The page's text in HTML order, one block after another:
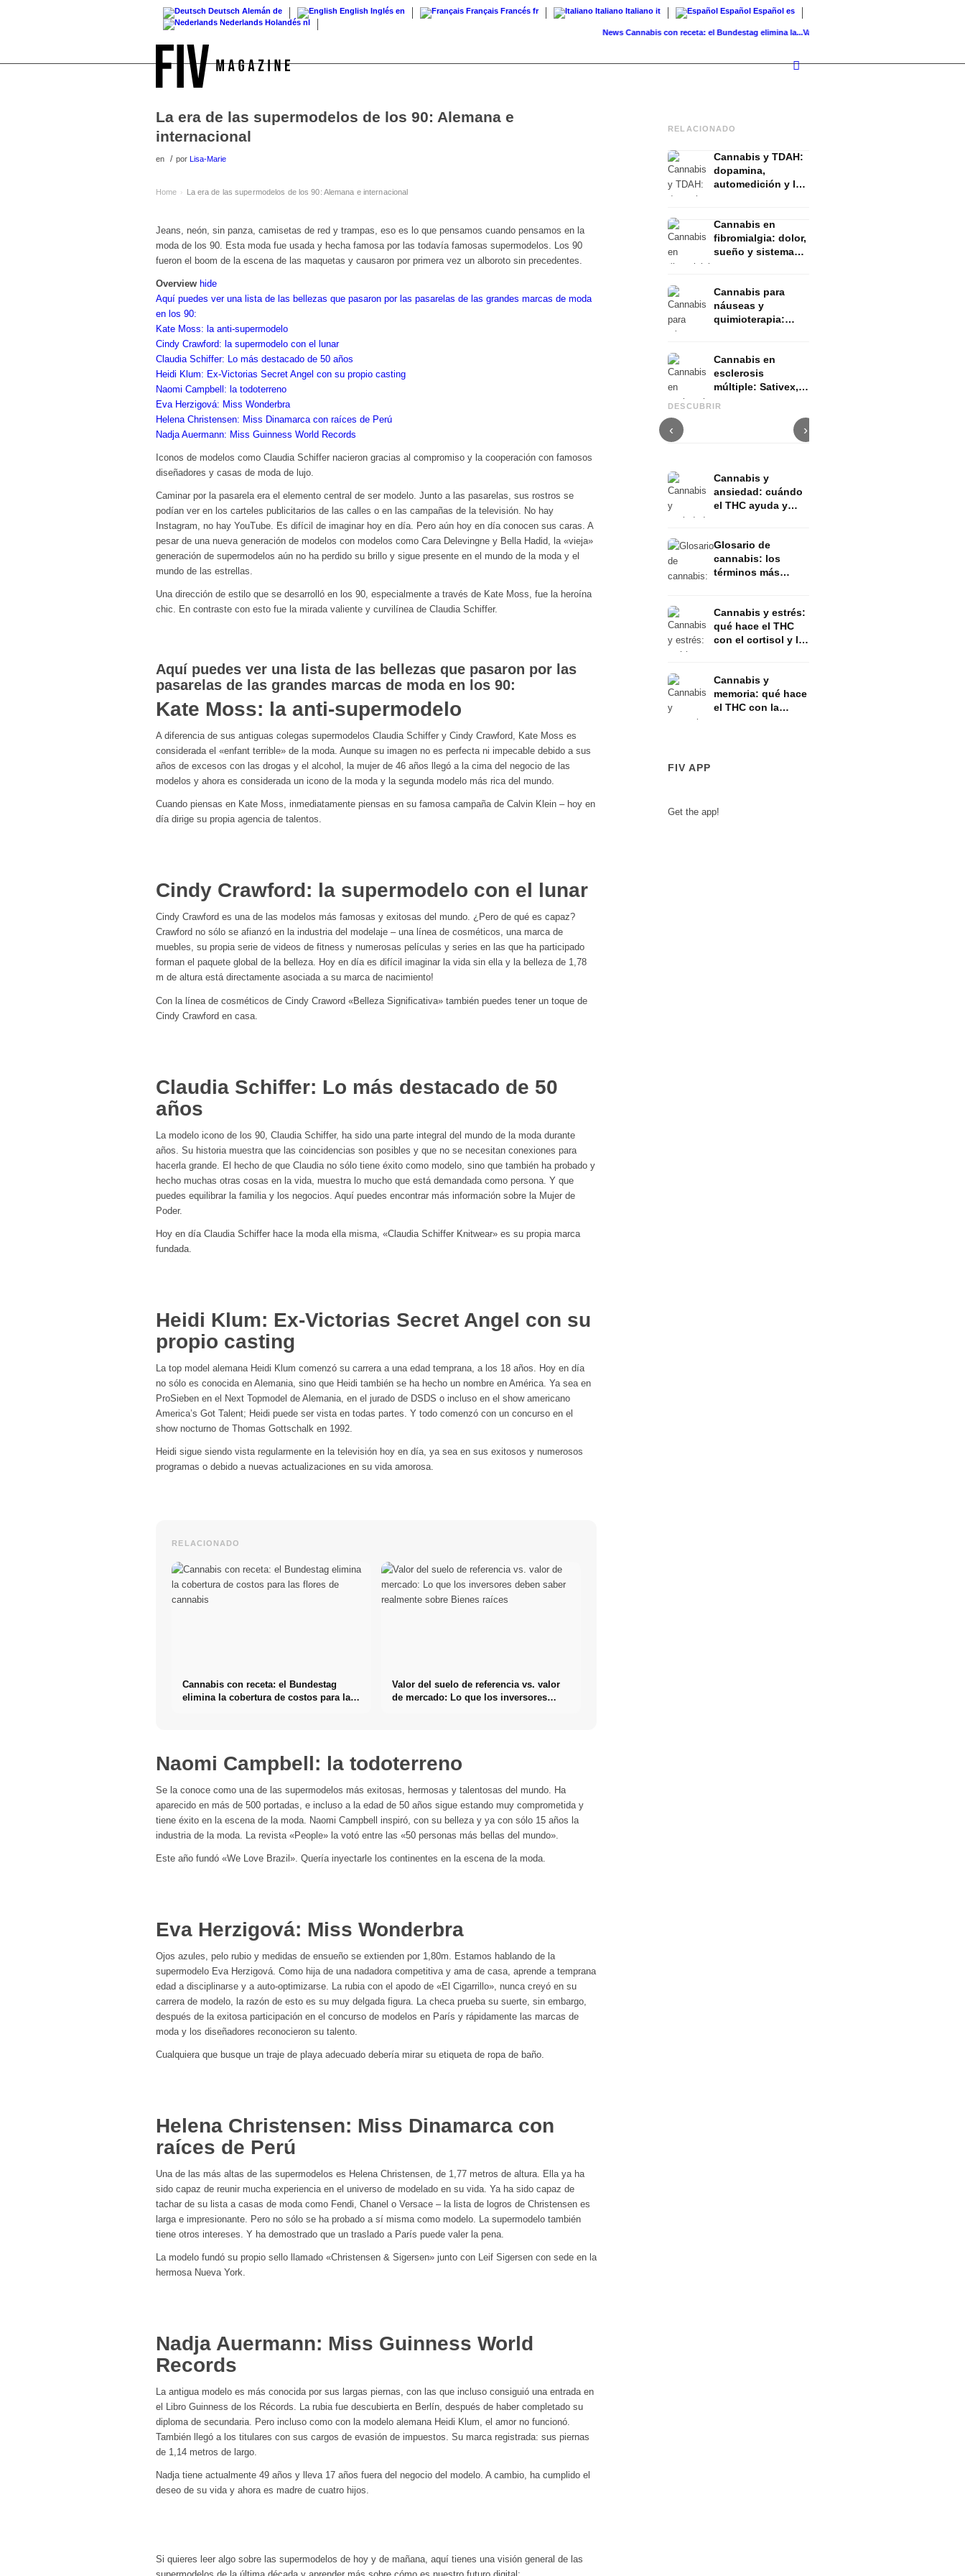
Deutsch Alemán de English Inglés en Français Francés fr Italiano Italiano it Español Español es
Nederlands Holandés nl
Cannabis con receta: el Bundestag elimina la...Valor del suelo de referencia vs. valor...
La era de las supermodelos de los 90: Alemana e
internacional
en / por Lisa-Marie
Home › La era de las supermodelos de los 90: Alemana e internacional
Jeans, neón, sin panza, camisetas de red y trampas, eso es lo que pensamos cuando pensamos en la
moda de los 90. Esta moda fue usada y hecha famosa por las todavía famosas supermodelos. Los 90
fueron el boom de la escena de las maquetas y causaron por primera vez un alboroto sin precedentes.
Overview hide
Aquí puedes ver una lista de las bellezas que pasaron por las pasarelas de las grandes marcas de moda
en los 90:
Kate Moss: la anti-supermodelo
Cindy Crawford: la supermodelo con el lunar
Claudia Schiffer: Lo más destacado de 50 años
Heidi Klum: Ex-Victorias Secret Angel con su propio casting
Naomi Campbell: la todoterreno
Eva Herzigová: Miss Wonderbra
Helena Christensen: Miss Dinamarca con raíces de Perú
Nadja Auermann: Miss Guinness World Records
Iconos de modelos como Claudia Schiffer nacieron gracias al compromiso y la cooperación con famosos
diseñadores y casas de moda de lujo.
Caminar por la pasarela era el elemento central de ser modelo. Junto a las pasarelas, sus rostros se
podían ver en los carteles publicitarios de las calles o en las campañas de la televisión. No hay
Instagram, no hay YouTube. Es difícil de imaginar hoy en día. Pero aún hoy en día conocen sus caras. A
pesar de una nueva generación de modelos con modelos como Cara Delevingne y Bella Hadid, la «vieja»
generación de supermodelos aún no ha perdido su brillo y sigue presente en el mundo de la moda y el
mundo de las estrellas.
Una dirección de estilo que se desarrolló en los 90, especialmente a través de Kate Moss, fue la heroína
chic. En contraste con esto fue la mirada valiente y curvilínea de Claudia Schiffer.
Aquí puedes ver una lista de las bellezas que pasaron por las
pasarelas de las grandes marcas de moda en los 90:
Kate Moss: la anti-supermodelo
A diferencia de sus antiguas colegas supermodelos Claudia Schiffer y Cindy Crawford, Kate Moss es
considerada el «enfant terrible» de la moda. Aunque su imagen no es perfecta ni impecable debido a sus
años de excesos con las drogas y el alcohol, la mujer de 46 años llegó a la cima del negocio de las
modelos y ahora es considerada un icono de la moda y la segunda modelo más rica del mundo.
Cuando piensas en Kate Moss, inmediatamente piensas en su famosa campaña de Calvin Klein – hoy en
día dirige su propia agencia de talentos.
Cindy Crawford: la supermodelo con el lunar
Cindy Crawford es una de las modelos más famosas y exitosas del mundo. ¿Pero de qué es capaz?
Crawford no sólo se afianzó en la industria del modelaje – una línea de cosméticos, una marca de
muebles, su propia serie de videos de fitness y numerosas películas y series en las que ha participado
forman el paquete global de la belleza. Hoy en día es difícil imaginar la vida sin ella y la belleza de 1,78
m de altura está directamente asociada a su marca de nacimiento!
Con la línea de cosméticos de Cindy Craword «Belleza Significativa» también puedes tener un toque de
Cindy Crawford en casa.
Claudia Schiffer: Lo más destacado de 50
años
La modelo icono de los 90, Claudia Schiffer, ha sido una parte integral del mundo de la moda durante
años. Su historia muestra que las coincidencias son posibles y que no se necesitan conexiones para
hacerla grande. El hecho de que Claudia no sólo tiene éxito como modelo, sino que también ha probado y
hecho muchas otras cosas en la vida, muestra lo mucho que está demandada como persona. Y que
puedes equilibrar la familia y los negocios. Aquí puedes encontrar más información sobre la Mujer de
Poder.
Hoy en día Claudia Schiffer hace la moda ella misma, «Claudia Schiffer Knitwear» es su propia marca
fundada.
Heidi Klum: Ex-Victorias Secret Angel con su
propio casting
La top model alemana Heidi Klum comenzó su carrera a una edad temprana, a los 18 años. Hoy en día
no sólo es conocida en Alemania, sino que Heidi también se ha hecho un nombre en América. Ya sea en
ProSieben en el Next Topmodel de Alemania, en el jurado de DSDS o incluso en el show americano
America’s Got Talent; Heidi puede ser vista en todas partes. Y todo comenzó con un concurso en el
show nocturno de Thomas Gottschalk en 1992.
Heidi sigue siendo vista regularmente en la televisión hoy en día, ya sea en sus exitosos y numerosos
programas o debido a nuevas actualizaciones en su vida amorosa.
RELACIONADO
Cannabis con receta: el Bundestag
elimina la cobertura de costos para las
Valor del suelo de referencia vs. valor
de mercado: Lo que los inversores
Naomi Campbell: la todoterreno
Se la conoce como una de las supermodelos más exitosas, hermosas y talentosas del mundo. Ha
aparecido en más de 500 portadas, e incluso a la edad de 50 años sigue estando muy comprometida y
tiene éxito en la escena de la moda. Naomi Campbell inspiró, con su belleza y ya con sólo 15 años la
industria de la moda. La revista «People» la votó entre las «50 personas más bellas del mundo».
Este año fundó «We Love Brazil». Quería inyectarle los continentes en la escena de la moda.
Eva Herzigová: Miss Wonderbra
Ojos azules, pelo rubio y medidas de ensueño se extienden por 1,80m. Estamos hablando de la
supermodelo Eva Herzigová. Como hija de una nadadora competitiva y ama de casa, aprende a temprana
edad a disciplinarse y a auto-optimizarse. La rubia con el apodo de «El Cigarrillo», nunca creyó en su
carrera de modelo, la razón de esto es su muy delgada figura. La checa prueba su suerte, sin embargo,
después de la exitosa participación en el concurso de modelos en París y rápidamente las marcas de
moda y los diseñadores reconocieron su talento.
Cualquiera que busque un traje de playa adecuado debería mirar su etiqueta de ropa de baño.
Helena Christensen: Miss Dinamarca con
raíces de Perú
Una de las más altas de las supermodelos es Helena Christensen, de 1,77 metros de altura. Ella ya ha
sido capaz de reunir mucha experiencia en el universo de modelado en su vida. Ya ha sido capaz de
tachar de su lista a casas de moda como Fendi, Chanel o Versace – la lista de logros de Christensen es
larga e impresionante. Pero no sólo se ha probado a sí misma como modelo. La supermodelo también
tiene otros intereses. Y ha demostrado que un traslado a París puede valer la pena.
La modelo fundó su propio sello llamado «Christensen & Sigersen» junto con Leif Sigersen con sede en la
hermosa Nueva York.
Nadja Auermann: Miss Guinness World
Records
La antigua modelo es más conocida por sus largas piernas, con las que incluso consiguió una entrada en
el Libro Guinness de los Récords. La rubia fue descubierta en Berlín, después de haber completado su
diploma de secundaria. Pero incluso como con la modelo alemana Heidi Klum, el amor no funcionó.
También llegó a los titulares con sus cargos de evasión de impuestos. Su marca registrada: sus piernas
de 1,14 metros de largo.
Nadja tiene actualmente 49 años y lleva 17 años fuera del negocio del modelo. A cambio, ha cumplido el
deseo de su vida y ahora es madre de cuatro hijos.
Si quieres leer algo sobre las supermodelos de hoy y de mañana, aquí tienes una visión general de las
RELACIONADO
Cannabis y TDAH:
dopamina,
automedición y lo
Cannabis en
fibromialgia: dolor,
sueño y sistema
Cannabis para
náuseas y
quimioterapia:
Cannabis en
esclerosis
múltiple: Sativex,
DESCUBRIR
‹
Cannabis y epilepsia: CBD,
Epidiolex y el estado actual
›
Cannabis y
ansiedad: cuándo
el THC ayuda y
Glosario de
cannabis: los
términos más
forma sencilla
Cannabis y estrés:
qué hace el THC
con el cortisol y la
Cannabis y
memoria: qué hace
el THC con la
FIV APP
Get the app!